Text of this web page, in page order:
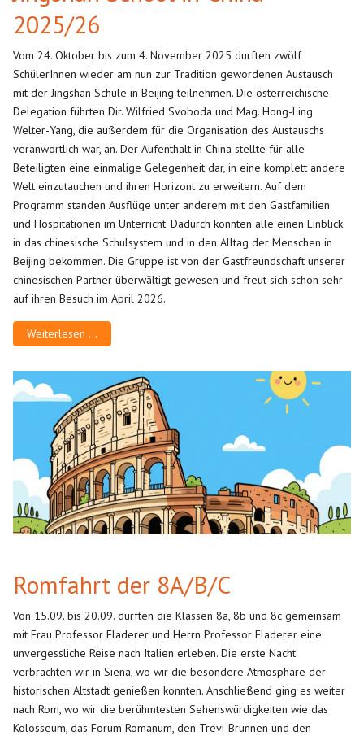
2025/26
Vom 24. Oktober bis zum 4. November 2025 durften zwölf
SchülerInnen wieder am nun zur Tradition gewordenen Austausch
mit der Jingshan Schule in Beijing teilnehmen. Die österreichische
Delegation führten Dir. Wilfried Svoboda und Mag. Hong-Ling
Welter-Yang, die außerdem für die Organisation des Austauschs
veranwortlich war, an. Der Aufenthalt in China stellte für alle
Beteiligten eine einmalige Gelegenheit dar, in eine komplett andere
Welt einzutauchen und ihren Horizont zu erweitern. Auf dem
Programm standen Ausflüge unter anderem mit den Gastfamilien
und Hospitationen im Unterricht. Dadurch konnten alle einen Einblick
in das chinesische Schulsystem und in den Alltag der Menschen in
Beijing bekommen. Die Gruppe ist von der Gastfreundschaft unserer
chinesischen Partner überwältigt gewesen und freut sich schon sehr
auf ihren Besuch im April 2026.
Weiterlesen …
Romfahrt der 8A/B/C
Von 15.09. bis 20.09. durften die Klassen 8a, 8b und 8c gemeinsam
mit Frau Professor Fladerer und Herrn Professor Fladerer eine
unvergessliche Reise nach Italien erleben. Die erste Nacht
verbrachten wir in Siena, wo wir die besondere Atmosphäre der
historischen Altstadt genießen konnten. Anschließend ging es weiter
nach Rom, wo wir die berühmtesten Sehenswürdigkeiten wie das
Kolosseum, das Forum Romanum, den Trevi-Brunnen und den